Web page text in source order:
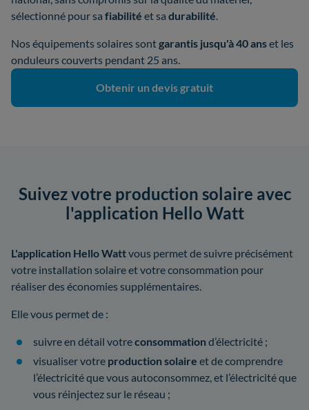
sélectionné pour sa fiabilité et sa durabilité.
Nos équipements solaires sontgarantis jusqu'à 40 anset les
onduleurs couverts pendant 25 ans.
Obtenir un devis gratuit
Suivez votre production solaire avec
l'application Hello Watt
L'application Hello Wattvous permet de suivre précisément
votre installation solaire et votre consommation pour
réaliser des économies supplémentaires.
Elle vous permet de :
suivre en détail votreconsommation d’électricité ;
visualiser votre production solaire et de comprendre
l’électricité que vous autoconsommez, et l’électricité que
vous réinjectez sur le réseau ;